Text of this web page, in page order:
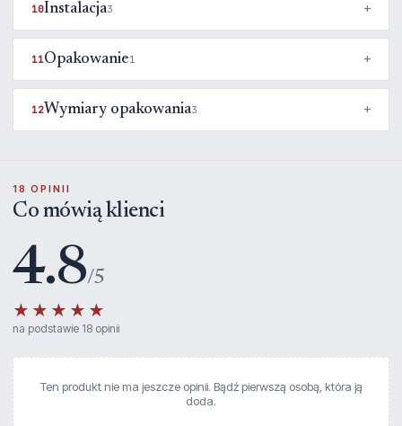
10Instalacja3
11Opakowanie1
12Wymiary opakowania3
18 OPINII
Co mówią klienci
4.8/5
★★★★★
na podstawie 18 opinii
Ten produkt nie ma jeszcze opinii. Bądź pierwszą osobą, która ją
doda.